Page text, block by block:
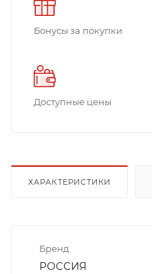
Бонусы за покупки
Доступные цены
ХАРАКТЕРИСТИКИ
Бренд
РОССИЯ